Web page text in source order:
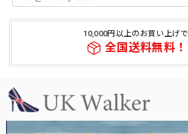
10,000円以上のお買い上げで
全国送料無料！